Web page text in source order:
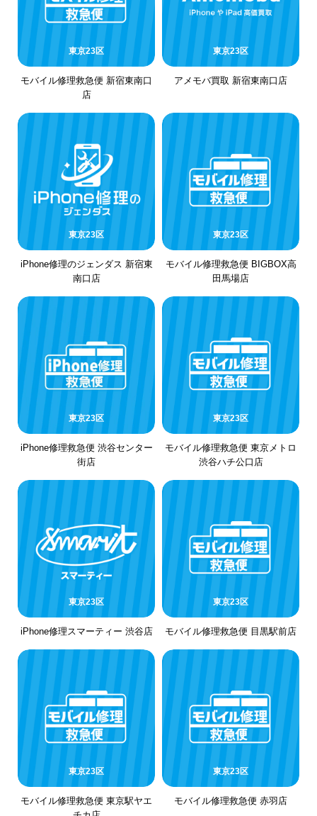
東京23区
モバイル修理救急便 新宿東南口
店
東京23区
アメモバ買取 新宿東南口店
東京23区
iPhone修理のジェンダス 新宿東
南口店
東京23区
モバイル修理救急便 BIGBOX高
田馬場店
東京23区
iPhone修理救急便 渋谷センター
街店
東京23区
モバイル修理救急便 東京メトロ
渋谷ハチ公口店
東京23区
iPhone修理スマーティー 渋谷店
東京23区
モバイル修理救急便 目黒駅前店
東京23区
モバイル修理救急便 東京駅ヤエ
東京23区
モバイル修理救急便 赤羽店